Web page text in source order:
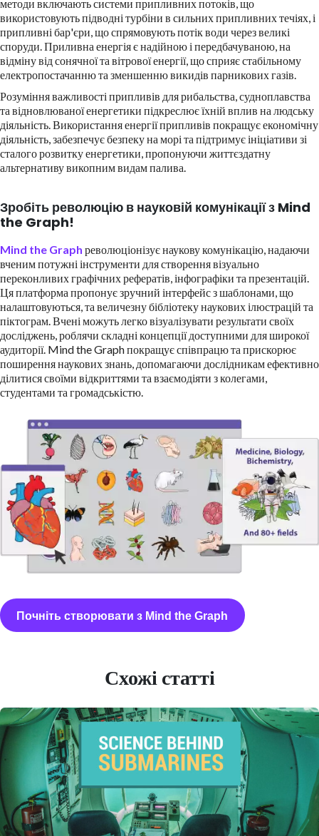
методи включають системи припливних потоків, що
використовують підводні турбіни в сильних припливних течіях, і
припливні бар'єри, що спрямовують потік води через великі
споруди. Приливна енергія є надійною і передбачуваною, на
відміну від сонячної та вітрової енергії, що сприяє стабільному
електропостачанню та зменшенню викидів парникових газів.
Розуміння важливості припливів для рибальства, судноплавства
та відновлюваної енергетики підкреслює їхній вплив на людську
діяльність. Використання енергії припливів покращує економічну
діяльність, забезпечує безпеку на морі та підтримує ініціативи зі
сталого розвитку енергетики, пропонуючи життєздатну
альтернативу викопним видам палива.
Зробіть революцію в науковій комунікації з Mind
the Graph!
Mind the Graph революціонізує наукову комунікацію, надаючи
вченим потужні інструменти для створення візуально
переконливих графічних рефератів, інфографіки та презентацій.
Ця платформа пропонує зручний інтерфейс з шаблонами, що
налаштовуються, та величезну бібліотеку наукових ілюстрацій та
піктограм. Вчені можуть легко візуалізувати результати своїх
досліджень, роблячи складні концепції доступними для широкої
аудиторії. Mind the Graph покращує співпрацю та прискорює
поширення наукових знань, допомагаючи дослідникам ефективно
ділитися своїми відкриттями та взаємодіяти з колегами,
студентами та громадськістю.
Почніть створювати з Mind the Graph
Схожі статті